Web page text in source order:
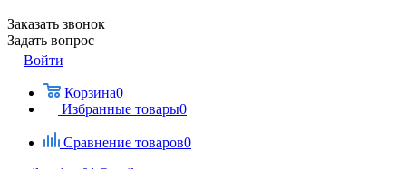
Заказать звонок
Задать вопрос
Войти
Корзина0
Избранные товары0
Сравнение товаров0